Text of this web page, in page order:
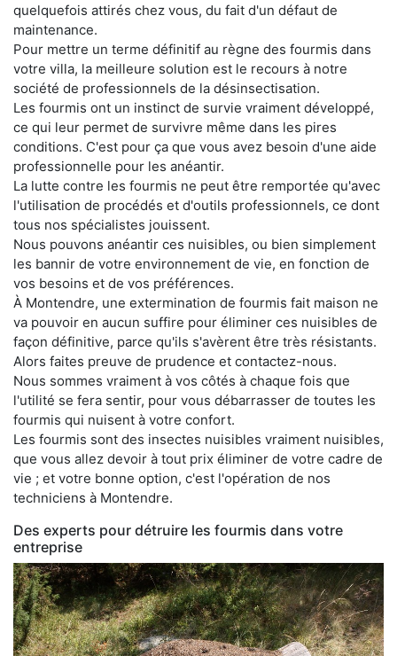
quelquefois attirés chez vous, du fait d'un défaut de
maintenance.
Pour mettre un terme définitif au règne des fourmis dans
votre villa, la meilleure solution est le recours à notre
société de professionnels de la désinsectisation.
Les fourmis ont un instinct de survie vraiment développé,
ce qui leur permet de survivre même dans les pires
conditions. C'est pour ça que vous avez besoin d'une aide
professionnelle pour les anéantir.
La lutte contre les fourmis ne peut être remportée qu'avec
l'utilisation de procédés et d'outils professionnels, ce dont
tous nos spécialistes jouissent.
Nous pouvons anéantir ces nuisibles, ou bien simplement
les bannir de votre environnement de vie, en fonction de
vos besoins et de vos préférences.
À Montendre, une extermination de fourmis fait maison ne
va pouvoir en aucun suffire pour éliminer ces nuisibles de
façon définitive, parce qu'ils s'avèrent être très résistants.
Alors faites preuve de prudence et contactez-nous.
Nous sommes vraiment à vos côtés à chaque fois que
l'utilité se fera sentir, pour vous débarrasser de toutes les
fourmis qui nuisent à votre confort.
Les fourmis sont des insectes nuisibles vraiment nuisibles,
que vous allez devoir à tout prix éliminer de votre cadre de
vie ; et votre bonne option, c'est l'opération de nos
techniciens à Montendre.
Des experts pour détruire les fourmis dans votre
entreprise